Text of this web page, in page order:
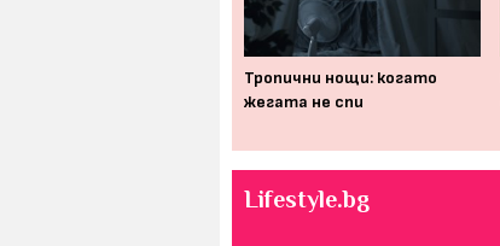
Тропични нощи: когато
жегата не спи
Lifestyle.bg